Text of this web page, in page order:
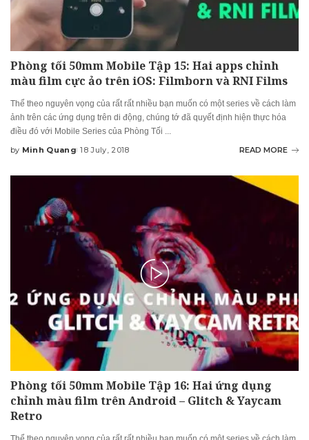
Phòng tối 50mm Mobile Tập 15: Hai apps chỉnh
màu film cực ảo trên iOS: Filmborn và RNI Films
Thể theo nguyên vọng của rất rất nhiều bạn muốn có một series về cách làm
ảnh trên các ứng dụng trên di động, chúng tớ đã quyết định hiện thực hóa
điều đó với Mobile Series của Phòng Tối ...
Posted
by Minh Quang 18 July, 2018 READ MORE
Phòng tối 50mm Mobile Tập 16: Hai ứng dụng
chỉnh màu film trên Android – Glitch & Yaycam
Retro